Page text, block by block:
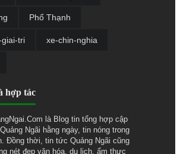
Phổ Thạnh
tri xe-chin-nghia
hợp tác
là Blog tin tổng hợp cập
Ngãi hằng ngày, tin nóng trong
Đồng thời, tin tức Quảng Ngãi cũng
nét đẹp văn hóa, du lịch, ẩm thực